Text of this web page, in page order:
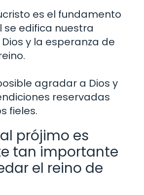
es el fundamento
se edifica nuestra
y la esperanza de
agradar a Dios y
reservadas
fieles.
prójimo es
tan importante
el reino de